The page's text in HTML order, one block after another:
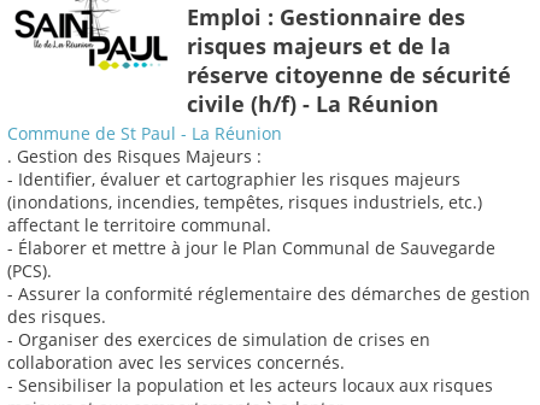
Emploi : Gestionnaire des
risques majeurs et de la
réserve citoyenne de sécurité
civile (h/f) - La Réunion
Commune de St Paul - La Réunion
. Gestion des Risques Majeurs :
- Identifier, évaluer et cartographier les risques majeurs
(inondations, incendies, tempêtes, risques industriels, etc.)
affectant le territoire communal.
- Élaborer et mettre à jour le Plan Communal de Sauvegarde
(PCS).
- Assurer la conformité réglementaire des démarches de gestion
des risques.
- Organiser des exercices de simulation de crises en
collaboration avec les services concernés.
- Sensibiliser la population et les acteurs locaux aux risques